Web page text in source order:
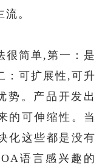
。
很简单,第一：是
：可扩展性,可升
势。产品开发出
的可伸缩性。当
化这些都是没有
语言感兴趣的